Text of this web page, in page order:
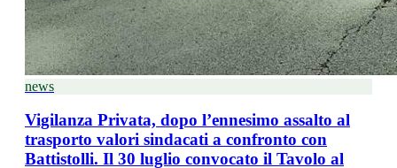
news
Vigilanza Privata, dopo l’ennesimo assalto al
trasporto valori sindacati a confronto con
Battistolli. Il 30 luglio convocato il Tavolo al